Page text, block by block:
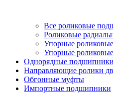
Все роликовые
Роликовые
Упорные роликовые
Упорные
Однорядные подшипники
Направляющие ролики
Обгонные муфты
Импортные подшипники